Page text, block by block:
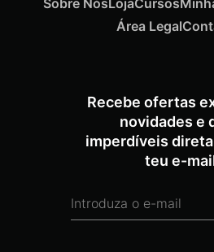
Recebe ofertas
novidades e
imperdíveis
teu e-
Área Legal